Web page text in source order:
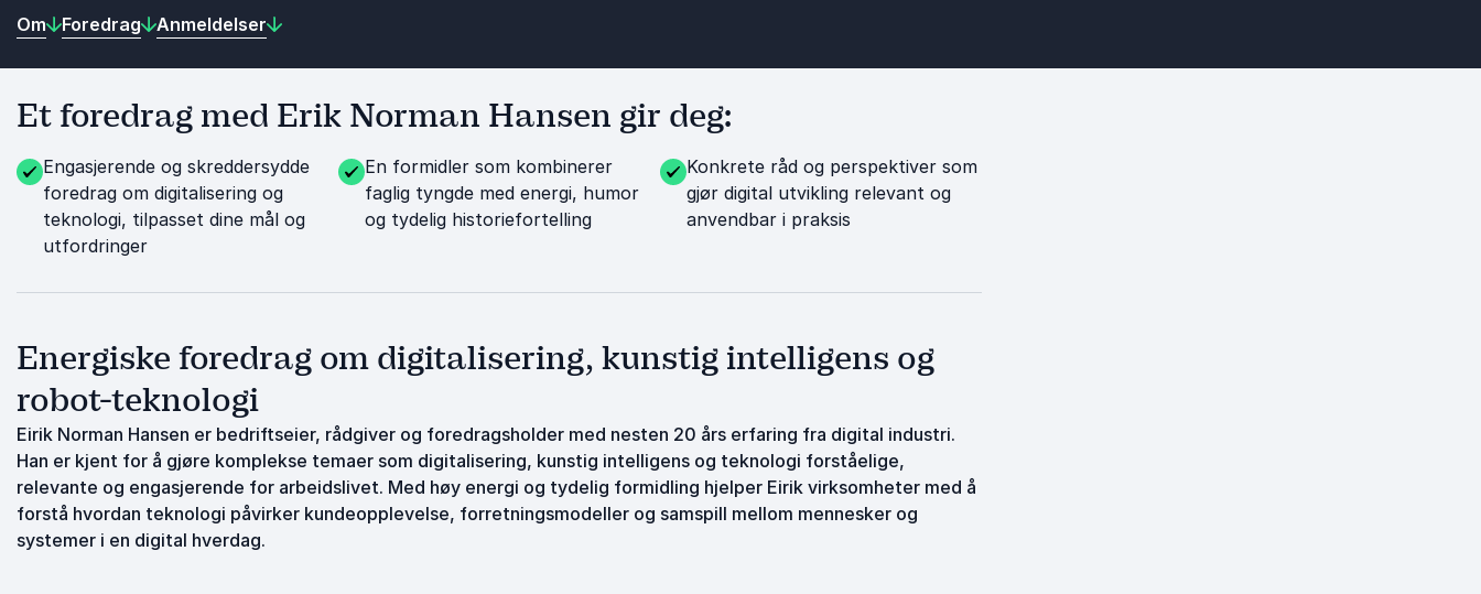
Om Foredrag Anmeldelser
Et foredrag med Erik Norman Hansen gir deg:
Engasjerende og skreddersydde
foredrag om digitalisering og
teknologi, tilpasset dine mål og
utfordringer
En formidler som kombinerer
faglig tyngde med energi, humor
og tydelig historiefortelling
Konkrete råd og perspektiver som
gjør digital utvikling relevant og
anvendbar i praksis
Energiske foredrag om digitalisering, kunstig intelligens og
robot-teknologi
Eirik Norman Hansen er bedriftseier, rådgiver og foredragsholder med nesten 20 års erfaring fra digital industri.
Han er kjent for å gjøre komplekse temaer som digitalisering, kunstig intelligens og teknologi forståelige,
relevante og engasjerende for arbeidslivet. Med høy energi og tydelig formidling hjelper Eirik virksomheter med å
forstå hvordan teknologi påvirker kundeopplevelse, forretningsmodeller og samspill mellom mennesker og
systemer i en digital hverdag.